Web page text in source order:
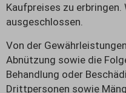
Kaufpreises zu
ausgeschlossen.
Von der
Abnützung sowie die
Behandlung oder
Drittpersonen sowie